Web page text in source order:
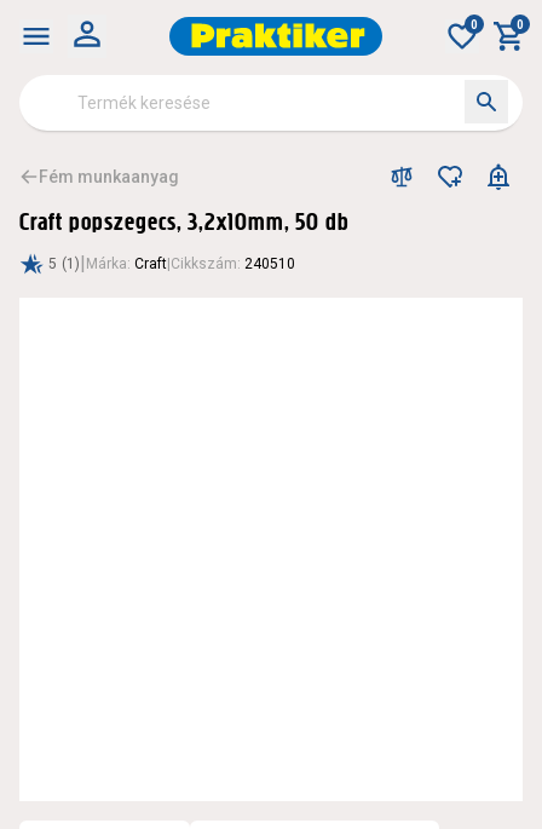
0 0
Fém munkaanyag
Craft popszegecs, 3,2x10mm, 50 db
5 (1)| Márka: Craft Cikkszám: 240510